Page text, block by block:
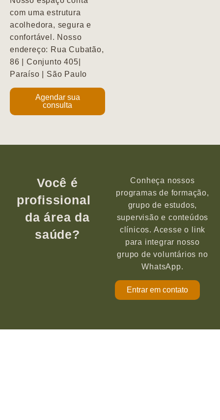
com uma estrutura
acolhedora, segura e
confortável. Nosso
endereço: Rua Cubatão,
86 | Conjunto 405|
Paraíso | São Paulo
Agendar sua
consulta
Você é
profissional
da área da
saúde?
Conheça nossos
programas de formação,
grupo de estudos,
supervisão e conteúdos
clínicos. Acesse o link
para integrar nosso
grupo de voluntários no
WhatsApp.
Entrar em contato